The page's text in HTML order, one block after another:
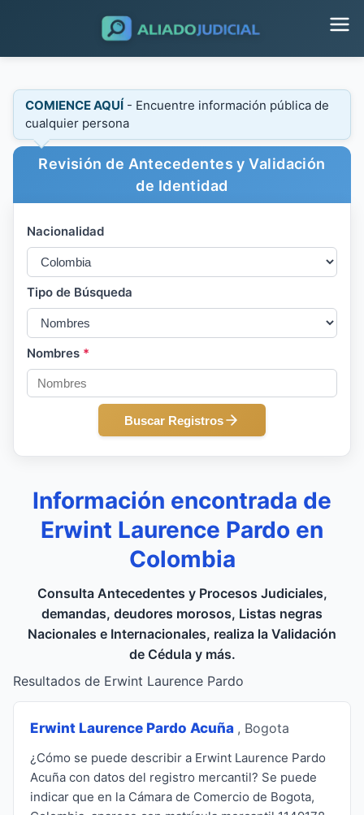
COMIENCE AQUÍ - Encuentre información pública de
cualquier persona
Revisión de Antecedentes y Validación
de Identidad
Nacionalidad
Tipo de Búsqueda
Nombres *
Buscar Registros
Información encontrada de
Erwint Laurence Pardo en
Colombia
Consulta Antecedentes y Procesos Judiciales,
demandas, deudores morosos, Listas negras
Nacionales e Internacionales, realiza la Validación
de Cédula y más.
Resultados de Erwint Laurence Pardo
Erwint Laurence Pardo Acuña , Bogota
¿Cómo se puede describir a Erwint Laurence Pardo
Acuña con datos del registro mercantil? Se puede
indicar que en la Cámara de Comercio de Bogota,